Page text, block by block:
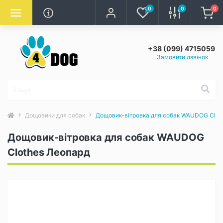
0 0 0
+38 (099) 4715059
Замовити дзвінок
Дощовики для собак Дощовик-вітровка для собак WAUDOG
Дощовик-вітровка для собак WAUDOG
Clothes Леопард